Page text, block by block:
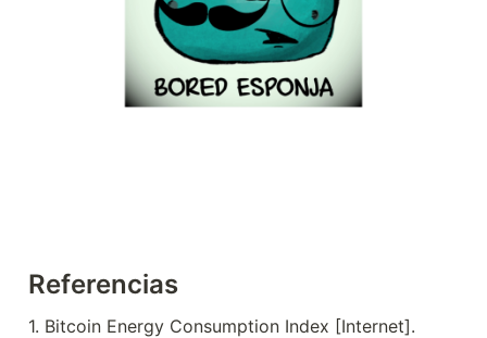
Referencias
1. Bitcoin Energy Consumption Index [Internet].